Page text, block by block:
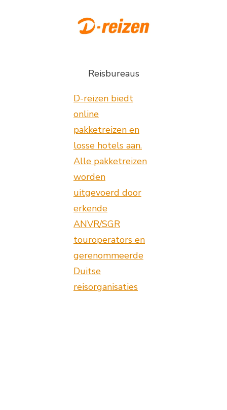
Reisbureaus
D-reizen biedt
online
pakketreizen en
losse hotels aan.
Alle pakketreizen
worden
uitgevoerd door
erkende
ANVR/SGR
touroperators en
gerenommeerde
Duitse
reisorganisaties